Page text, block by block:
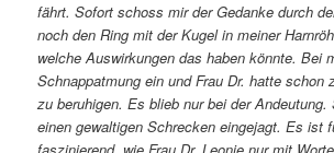
fährt. Sofort schoss mir der Gedanke durch
noch den Ring mit der Kugel in meiner
welche Auswirkungen das haben könnte. Bei
Schnappatmung ein und Frau Dr. hatte schon
zu beruhigen. Es blieb nur bei der
einen gewaltigen Schrecken eingejagt. Es ist